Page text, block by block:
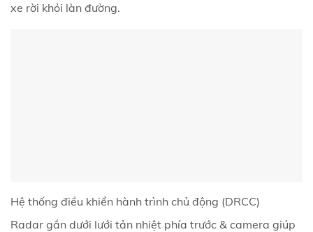
xe rời khỏi làn đường.
Hệ thống điều khiển hành trình chủ động (DRCC)
Radar gắn dưới lưới tản nhiệt phía trước & camera giúp